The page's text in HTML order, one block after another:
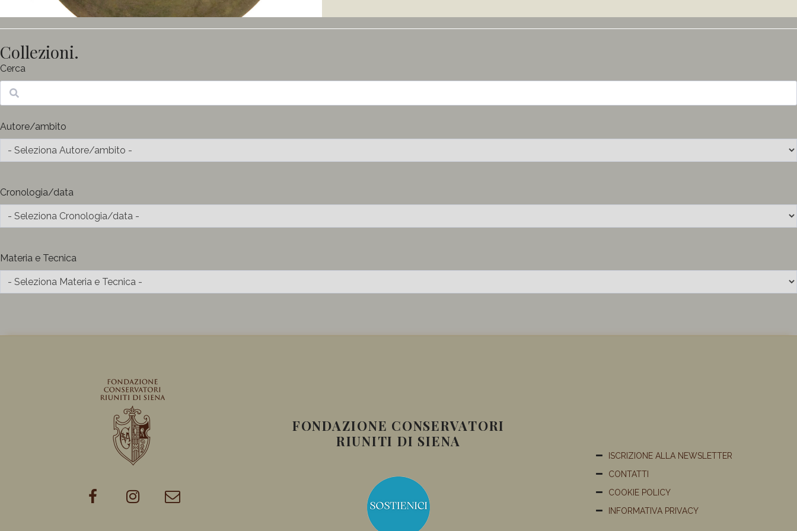
Collezioni.
Cerca
Ricerca
Autore/ambito
Cronologia/data
Materia e Tecnica
FONDAZIONE CONSERVATORI
RIUNITI DI SIENA
ISCRIZIONE ALLA NEWSLETTER
CONTATTI
COOKIE POLICY
INFORMATIVA PRIVACY